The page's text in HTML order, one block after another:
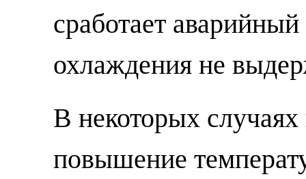
сработает
охлаждения не
В некоторых
повышение